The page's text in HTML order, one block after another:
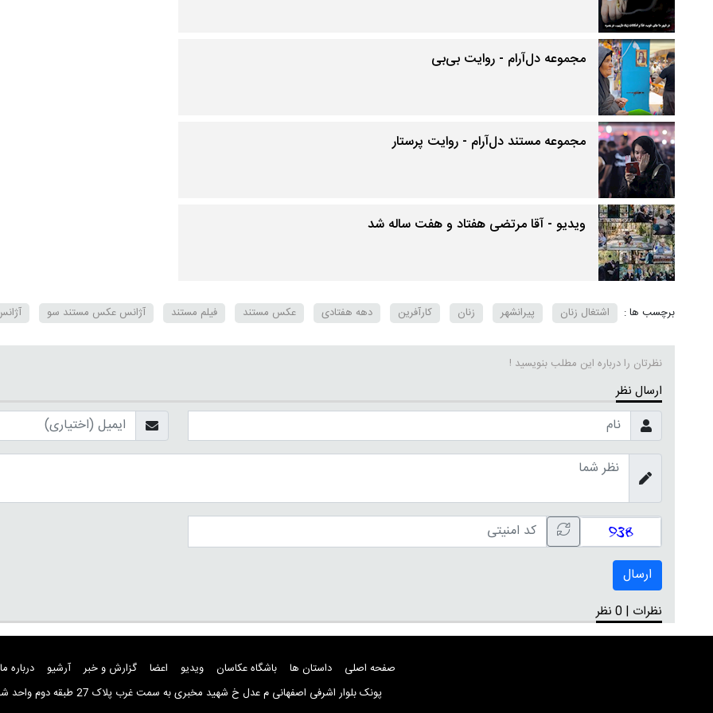
مجموعه دل‌آرام - روایت بی‌بی
مجموعه مستند دل‌آرام - روایت پرستار
ویدیو - آقا مرتضی هفتاد و هفت ساله شد
برچسب ها : اشتغال زنان پیرانشهر زنان کارآفرین دهه هفتادی عکس مستند فیلم مستند آژانس عکس مستند سو
نظرتان را درباره این مطلب بنویسید !
ارسال نظر
ارسال
نظرات | 0 نظر
صفحه اصلی داستان ها باشگاه عکاسان ویدیو اعضا گزارش و خبر آرشیو درباره ما
پونک بلوار اشرفی اصفهانی م عدل خ شهید مخبری به سمت غرب پلاک 27 طبقه دوم واحد شماره 8